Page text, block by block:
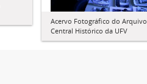
Acervo Fotográfico do Arquivo
Central Histórico da UFV